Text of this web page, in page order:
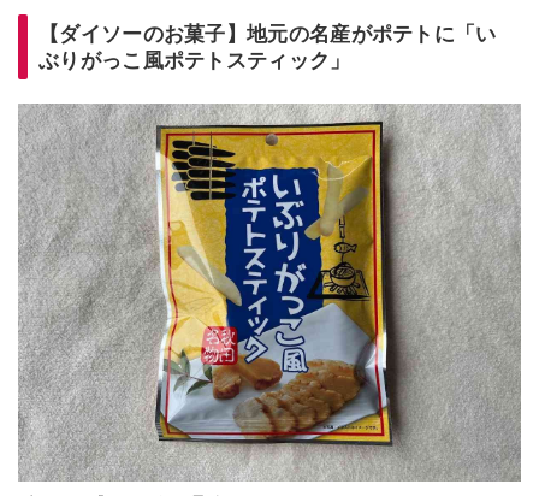
【ダイソーのお菓子】地元の名産がポテトに「い
ぶりがっこ風ポテトスティック」